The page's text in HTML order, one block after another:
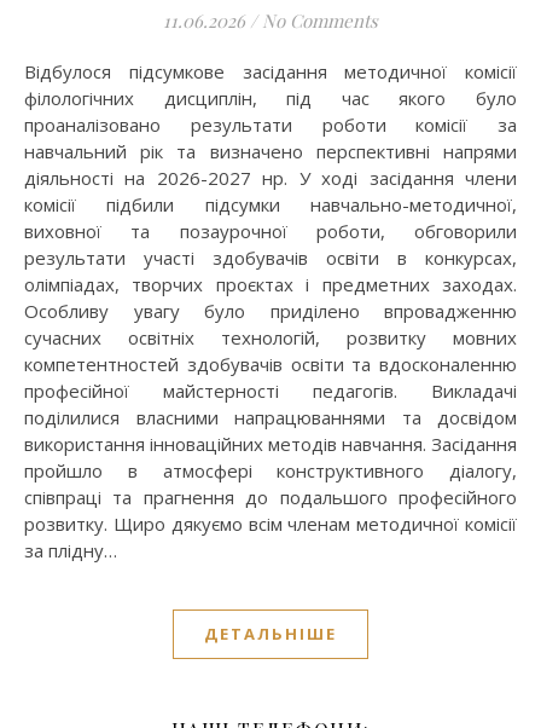
11.06.2026 / No Comments
Відбулося підсумкове засідання методичної комісії
філологічних дисциплін, під час якого було
проаналізовано результати роботи комісії за
навчальний рік та визначено перспективні напрями
діяльності на 2026-2027 нр. У ході засідання члени
комісії підбили підсумки навчально-методичної,
виховної та позаурочної роботи, обговорили
результати участі здобувачів освіти в конкурсах,
олімпіадах, творчих проєктах і предметних заходах.
Особливу увагу було приділено впровадженню
сучасних освітніх технологій, розвитку мовних
компетентностей здобувачів освіти та вдосконаленню
професійної майстерності педагогів. Викладачі
поділилися власними напрацюваннями та досвідом
використання інноваційних методів навчання. Засідання
пройшло в атмосфері конструктивного діалогу,
співпраці та прагнення до подальшого професійного
розвитку. Щиро дякуємо всім членам методичної комісії
за плідну…
ДЕТАЛЬНІШЕ